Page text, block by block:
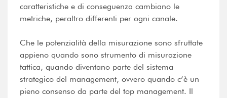
caratteristiche e di conseguenza cambiano le
metriche, peraltro differenti per ogni canale.
Che le potenzialità della misurazione sono sfruttate
appieno quando sono strumento di misurazione
tattica, quando diventano parte del sistema
strategico del management, ovvero quando c’è un
pieno consenso da parte del top management. Il